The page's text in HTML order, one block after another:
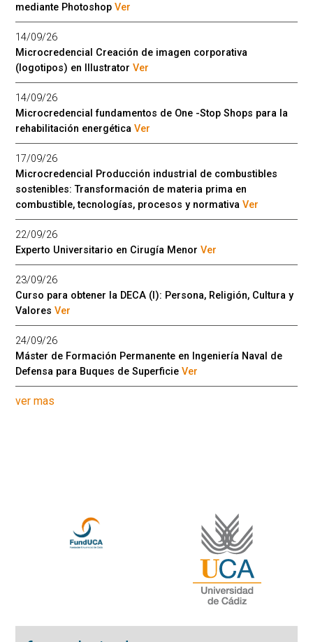
mediante PhotoshopVer
14/09/26
Microcredencial Creación de imagen corporativa
(logotipos) en IllustratorVer
14/09/26
Microcredencial fundamentos de One -Stop Shops para la
rehabilitación energéticaVer
17/09/26
Microcredencial Producción industrial de combustibles
sostenibles: Transformación de materia prima en
combustible, tecnologías, procesos y normativaVer
22/09/26
Experto Universitario en Cirugía MenorVer
23/09/26
Curso para obtener la DECA (I): Persona, Religión, Cultura y
ValoresVer
24/09/26
Máster de Formación Permanente en Ingeniería Naval de
Defensa para Buques de SuperficieVer
ver mas